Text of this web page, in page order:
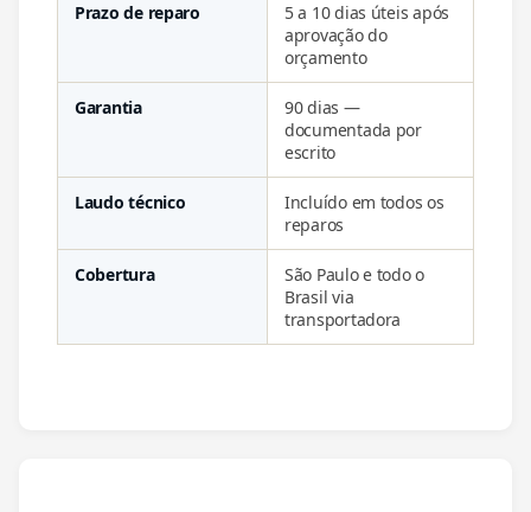
Prazo de reparo
5 a 10 dias úteis após
aprovação do
orçamento
Garantia
90 dias —
documentada por
escrito
Laudo técnico
Incluído em todos os
reparos
Cobertura
São Paulo e todo o
Brasil via
transportadora